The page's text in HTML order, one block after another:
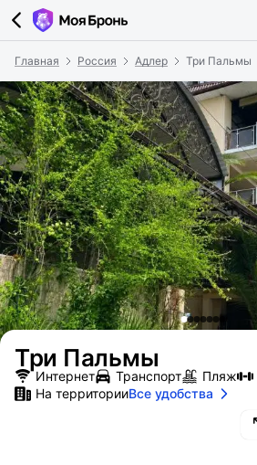
Главная Россия Адлер Три Пальмы
Три Пальмы
Интернет Транспорт Пляж
На территорииВсе удобства